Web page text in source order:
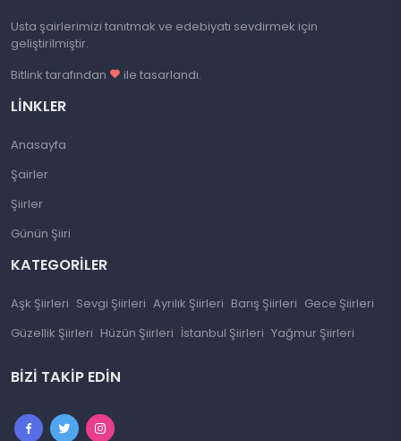
Usta şairlerimizi tanıtmak ve edebiyatı sevdirmek için
geliştirilmiştir.
Bitlink tarafından
ile tasarlandı.
LINKLER
Anasayfa
Şairler
Şiirler
Günün Şiiri
KATEGORILER
Aşk Şiirleri Sevgi Şiirleri Ayrılık Şiirleri Barış Şiirleri Gece Şiirleri
Güzellik Şiirleri Hüzün Şiirleri İstanbul Şiirleri Yağmur Şiirleri
BIZI TAKIP EDIN